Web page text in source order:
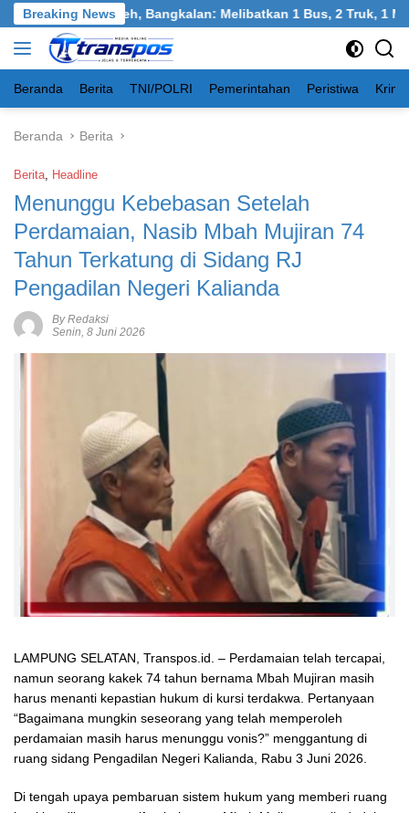
Langsung
ke
konten
Breaking News
Burneh, Bangkalan: Melibatkan 1 Bus, 2 Truk, 1 Mobil, 1
Beranda Berita TNI/POLRI Pemerintahan Peristiwa
Beranda Berita
Berita, Headline
Menunggu Kebebasan Setelah
Perdamaian, Nasib Mbah Mujiran 74
Tahun Terkatung di Sidang RJ
Pengadilan Negeri Kalianda
By Redaksi
Senin, 8 Juni 2026
LAMPUNG SELATAN, Transpos.id. – Perdamaian telah tercapai,
namun seorang kakek 74 tahun bernama Mbah Mujiran masih
harus menanti kepastian hukum di kursi terdakwa. Pertanyaan
“Bagaimana mungkin seseorang yang telah memperoleh
perdamaian masih harus menunggu vonis?” menggantung di
ruang sidang Pengadilan Negeri Kalianda, Rabu 3 Juni 2026.
Di tengah upaya pembaruan sistem hukum yang memberi ruang